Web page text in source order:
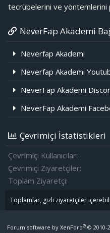
tecrübelerini ve yöntemlerini
NeverFap Akademi
Neverfap Akademi
Neverfap Akademi
NeverFap Akademi
NeverFap Akademi
Çevrimiçi İstatistikleri
Çevrimiçi Kullanıcılar
Çevrimiçi Ziyaretçiler
Toplam Ziyaretçi
Toplamlar, gizli ziyaretçiler
Forum software by XenForo® © 2010-